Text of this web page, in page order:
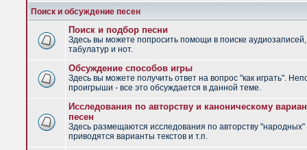
Поиск и обсуждение песен
Поиск и подбор песни
Здесь вы можете попросить помощи в поиске аудиозаписей,
табулатур и нот.
Обсуждение способов игры
Здесь вы можете получить ответ на вопрос "как играть".
проигрыши - все это обсуждается в данной теме.
Исследования по авторству и каноническому
песен
Здесь размещаются исследования по авторству "народных"
приводятся варианты текстов и т.п.